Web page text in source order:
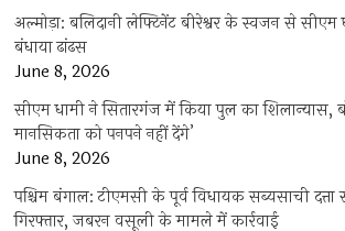
अल्मोड़ा: बलिदानी लेफ्टिनेंट बीरेश्वर के स्वजन से सीएम
बंधाया ढांढस
June 8, 2026
सीएम धामी ने सितारगंज में किया पुल का शिलान्यास,
मानसिकता को पनपने नहीं देंगे’
June 8, 2026
पश्चिम बंगाल: टीएमसी के पूर्व विधायक सब्यसाची
गिरफ्तार, जबरन वसूली के मामले में कार्रवाई